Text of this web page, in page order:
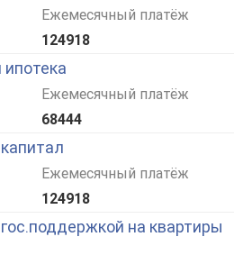
Ежемесячный платёж
124918
Ежемесячный платёж
68444
Ежемесячный платёж
124918
на квартиры